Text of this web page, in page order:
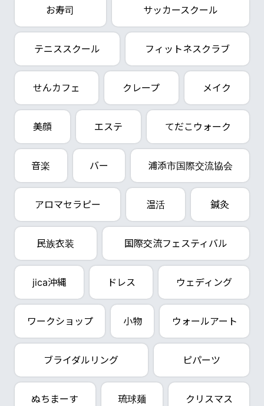
お寿司 サッカースクール
テニススクール フィットネスクラブ
せんカフェ クレープ メイク
美顔 エステ てだこウォーク
音楽 バー 浦添市国際交流協会
アロマセラピー 温活 鍼灸
民族衣装 国際交流フェスティバル
jica沖縄 ドレス ウェディング
ワークショップ 小物 ウォールアート
ブライダルリング ピパーツ
ぬちまーす 琉球麺 クリスマス